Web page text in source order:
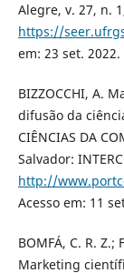
Alegre, v. 27, n.
https://
em: 23 set. 2022.
BIZZOCCHI, A.
difusão da
CIÊNCIAS DA
Salvador:
http://
Acesso em: 11
BOMFÁ, C. R. Z.;
Marketing